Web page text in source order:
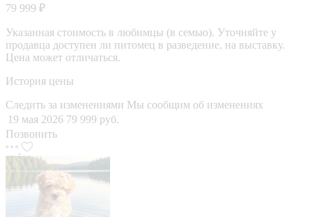
79 999 ₽
Указанная стоимость в любимцы (в семью). Уточняйте у
продавца доступен ли питомец в разведение, на выставку.
Цена может отличаться.
История цены
Следить за изменениями Мы сообщим об изменениях
19 мая 2026 79 999 руб.
Позвонить